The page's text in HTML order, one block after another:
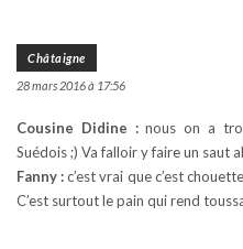
Châtaigne
28 mars 2016 à 17:56
Cousine Didine :nous on a
Suédois ;) Va falloir y faire un saut
Fanny :c’est vrai que c’est
C’est surtout le pain qui rend